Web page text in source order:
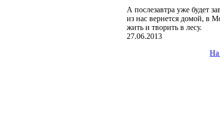
А послезавтра уже будет
из нас вернется домой, в
жить и творить в лесу.
27.06.2013
На